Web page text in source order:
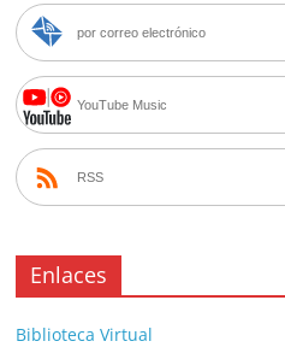
por correo electrónico
YouTube Music
RSS
Enlaces
Biblioteca Virtual